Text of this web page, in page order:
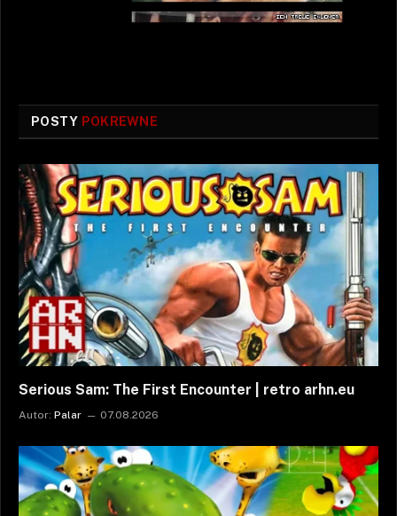
POSTY POKREWNE
Serious Sam: The First Encounter | retro arhn.eu
Autor: Palar 07.08.2026